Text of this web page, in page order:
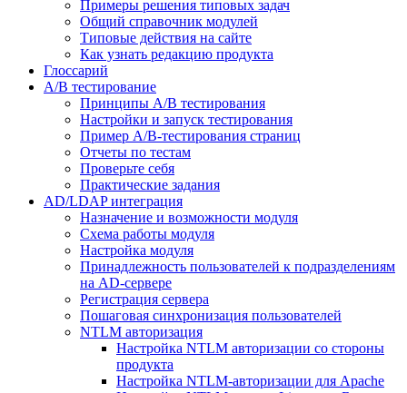
Примеры решения типовых задач
Общий справочник модулей
Типовые действия на сайте
Как узнать редакцию продукта
Глоссарий
A/B тестирование
Принципы A/B тестирования
Настройки и запуск тестирования
Пример A/B-тестирования страниц
Отчеты по тестам
Проверьте себя
Практические задания
AD/LDAP интеграция
Назначение и возможности модуля
Схема работы модуля
Настройка модуля
Принадлежность пользователей к подразделениям
на AD-сервере
Регистрация сервера
Пошаговая синхронизация пользователей
NTLM авторизация
Настройка NTLM авторизации со стороны
продукта
Настройка NTLM-авторизации для Apache